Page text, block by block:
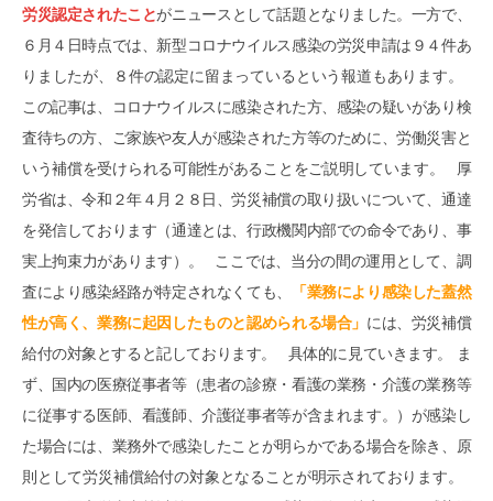
労災認定されたことがニュースとして話題となりました。一方で、
６月４日時点では、新型コロナウイルス感染の労災申請は９４件あ
りましたが、８件の認定に留まっているという報道もあります。
この記事は、コロナウイルスに感染された方、感染の疑いがあり検
査待ちの方、ご家族や友人が感染された方等のために、労働災害と
いう補償を受けられる可能性があることをご説明しています。 厚
労省は、令和２年４月２８日、労災補償の取り扱いについて、通達
を発信しております（通達とは、行政機関内部での命令であり、事
実上拘束力があります）。 ここでは、当分の間の運用として、調
査により感染経路が特定されなくても、
「業務により感染した蓋然
性が高く、業務に起因したものと認められる場合」 には、労災補償
給付の対象とすると記しております。 具体的に見ていきます。 ま
ず、国内の医療従事者等（患者の診療・看護の業務・介護の業務等
に従事する医師、看護師、介護従事者等が含まれます。）が感染し
た場合には、業務外で感染したことが明らかである場合を除き、原
則として労災補償給付の対象となることが明示されております。